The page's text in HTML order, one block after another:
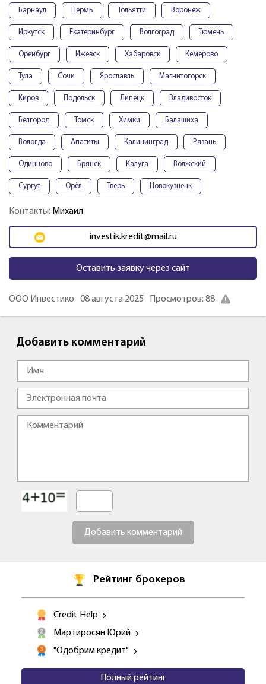
Барнаул Пермь Тольятти Воронеж
Иркутск Екатеринбург Волгоград Тюмень
Оренбург Ижевск Хабаровск Кемерово
Тула Сочи Ярославль Магнитогорск
Киров Подольск Липецк Владивосток
Белгород Томск Химки Балашиха
Вологда Апатиты Калининград Рязань
Одинцово Брянск Калуга Волжский
Сургут Орёл Тверь Новокузнецк
Контакты: Михаил
investik.kredit@mail.ru
Оставить заявку через сайт
ООО Инвестико 08 августа 2025 Просмотров: 88
Добавить комментарий
Добавить комментарий
Рейтинг брокеров
Credit Help
Мартиросян Юрий
"Одобрим кредит"
Полный рейтинг